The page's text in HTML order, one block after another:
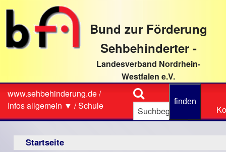
direkt
Textinhalt
Bund zur Förderung
Sehbehinderter -
Landesverband Nordrhein-
Westfalen e.V.
Sie
sind
www.sehbehinderung.de/
Infos allgemein ▼ /Schule
Suche
Startseite